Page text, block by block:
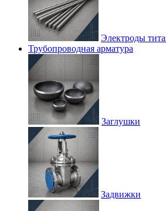
Электроды
Трубопроводная арматура
Заглушки
Задвижки